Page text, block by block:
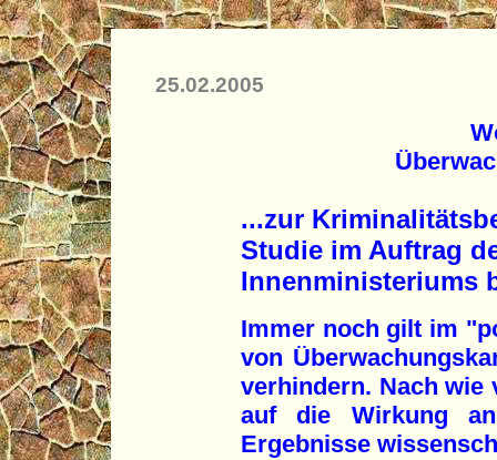
25.02.2005
...zur
Studie im Auftrag
Innenministeriums
Immer noch gilt im
von
verhindern. Nach wie
auf die Wirkung
Ergebnisse